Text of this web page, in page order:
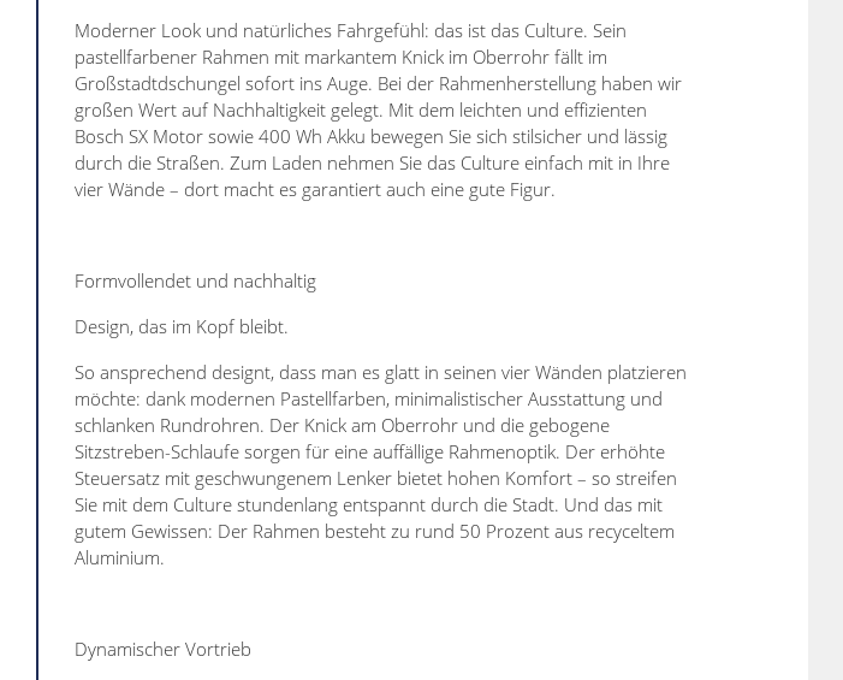
Moderner Look und natürliches Fahrgefühl: das ist das Culture. Sein
pastellfarbener Rahmen mit markantem Knick im Oberrohr fällt im
Großstadtdschungel sofort ins Auge. Bei der Rahmenherstellung haben wir
großen Wert auf Nachhaltigkeit gelegt. Mit dem leichten und effizienten
Bosch SX Motor sowie 400 Wh Akku bewegen Sie sich stilsicher und lässig
durch die Straßen. Zum Laden nehmen Sie das Culture einfach mit in Ihre
vier Wände – dort macht es garantiert auch eine gute Figur.
Formvollendet und nachhaltig
Design, das im Kopf bleibt.
So ansprechend designt, dass man es glatt in seinen vier Wänden platzieren
möchte: dank modernen Pastellfarben, minimalistischer Ausstattung und
schlanken Rundrohren. Der Knick am Oberrohr und die gebogene
Sitzstreben-Schlaufe sorgen für eine auffällige Rahmenoptik. Der erhöhte
Steuersatz mit geschwungenem Lenker bietet hohen Komfort – so streifen
Sie mit dem Culture stundenlang entspannt durch die Stadt. Und das mit
gutem Gewissen: Der Rahmen besteht zu rund 50 Prozent aus recyceltem
Aluminium.
Dynamischer Vortrieb